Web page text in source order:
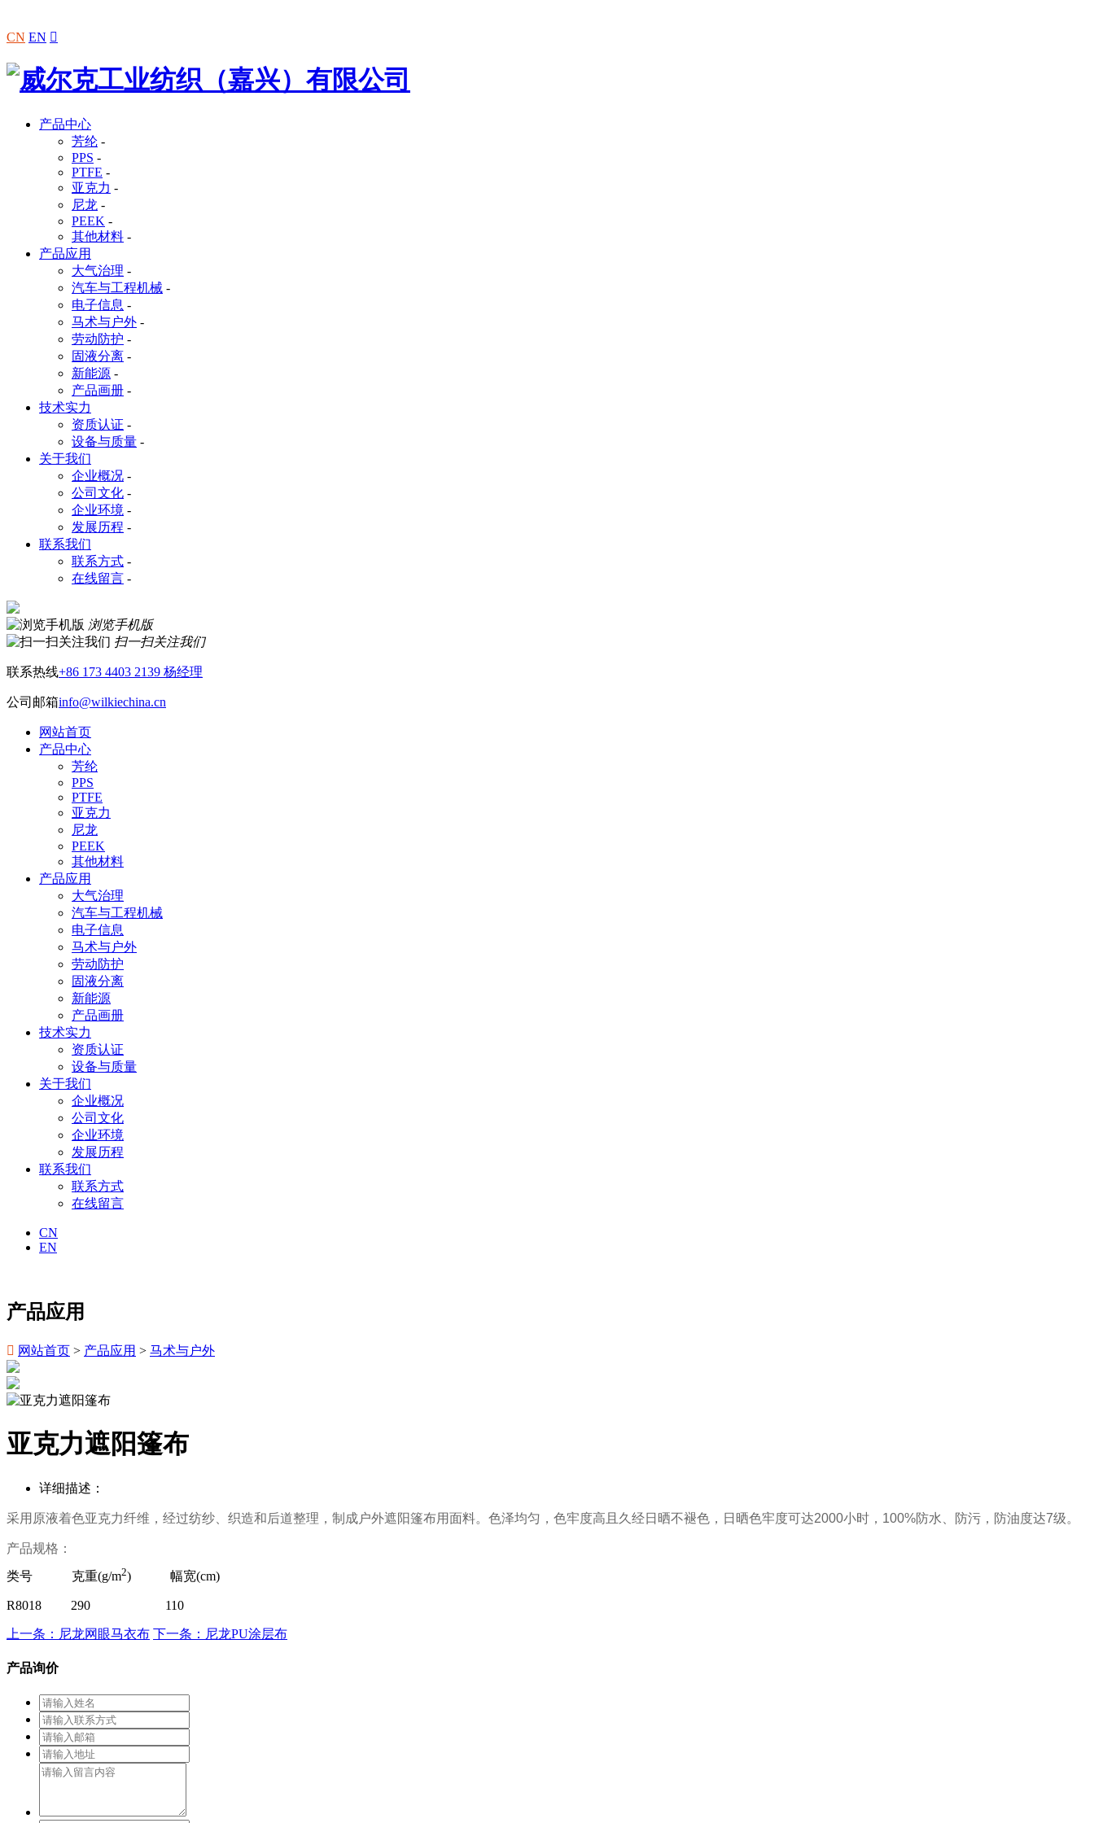
CN EN 
产品中心
芳纶 -
PPS -
PTFE -
亚克力 -
尼龙 -
PEEK -
其他材料 -
产品应用
大气治理 -
汽车与工程机械 -
电子信息 -
马术与户外 -
劳动防护 -
固液分离 -
新能源 -
产品画册 -
技术实力
资质认证 -
设备与质量 -
关于我们
企业概况 -
公司文化 -
企业环境 -
发展历程 -
联系我们
联系方式 -
在线留言 -
浏览手机版
扫一扫关注我们
联系热线+86 173 4403 2139 杨经理
公司邮箱info@wilkiechina.cn
网站首页
产品中心
芳纶
PPS
PTFE
亚克力
尼龙
PEEK
其他材料
产品应用
大气治理
汽车与工程机械
电子信息
马术与户外
劳动防护
固液分离
新能源
产品画册
技术实力
资质认证
设备与质量
关于我们
企业概况
公司文化
企业环境
发展历程
联系我们
联系方式
在线留言
CN
EN
产品应用
 网站首页 > 产品应用 > 马术与户外
亚克力遮阳篷布
详细描述：
采用原液着色亚克力纤维，经过纺纱、织造和后道整理，制成户外遮阳篷布用面料。色泽均匀，色牢度高且久经日晒不褪色，日晒色牢度可达2000小时，100%防水、防污，防油度达7级。
产品规格：
类号 克重(g/m2) 幅宽(cm)
R8018 290 110
上一条：尼龙网眼马衣布 下一条：尼龙PU涂层布
产品询价